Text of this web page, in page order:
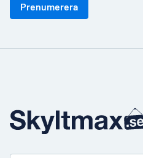
Prenumerera